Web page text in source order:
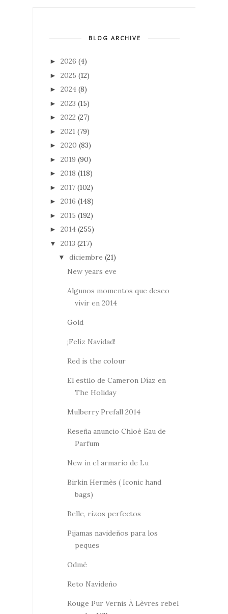
BLOG ARCHIVE
► 2026 (4)
► 2025 (12)
► 2024 (8)
► 2023 (15)
► 2022 (27)
► 2021 (79)
► 2020 (83)
► 2019 (90)
► 2018 (118)
► 2017 (102)
► 2016 (148)
► 2015 (192)
► 2014 (255)
▼ 2013 (217)
▼ diciembre (21)
New years eve
Algunos momentos que deseo
vivir en 2014
Gold
¡Feliz Navidad!
Red is the colour
El estilo de Cameron Díaz en
The Holiday
Mulberry Prefall 2014
Reseña anuncio Chloé Eau de
Parfum
New in el armario de Lu
Birkin Hermès ( Iconic hand
bags)
Belle, rizos perfectos
Pijamas navideños para los
peques
Odmé
Reto Navideño
Rouge Pur Vernis À Lèvres rebel